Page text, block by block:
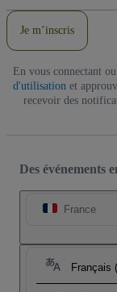
Je m’inscris
En vous connectant
d'utilisation et
recevoir des
Des événements
France
Français